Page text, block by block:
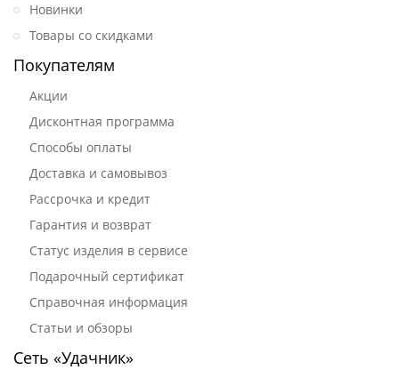
Новинки
Товары со скидками
Покупателям
Акции
Дисконтная программа
Способы оплаты
Доставка и самовывоз
Рассрочка и кредит
Гарантия и возврат
Статус изделия в сервисе
Подарочный сертификат
Справочная информация
Статьи и обзоры
Сеть «Удачник»